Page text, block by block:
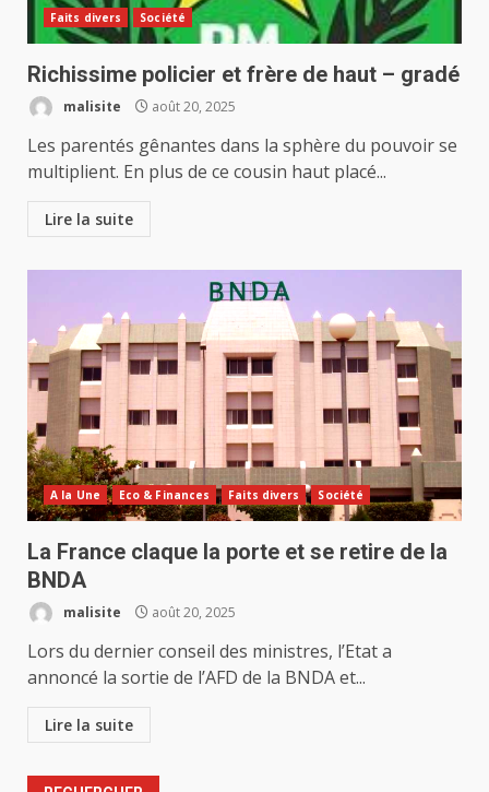
Faits divers Société
Richissime policier et frère de haut – gradé
malisite août 20, 2025
Les parentés gênantes dans la sphère du pouvoir se
multiplient. En plus de ce cousin haut placé...
Lire la suite
A la Une Eco & Finances Faits divers Société
La France claque la porte et se retire de la
BNDA
malisite août 20, 2025
Lors du dernier conseil des ministres, l’Etat a
annoncé la sortie de l’AFD de la BNDA et...
Lire la suite